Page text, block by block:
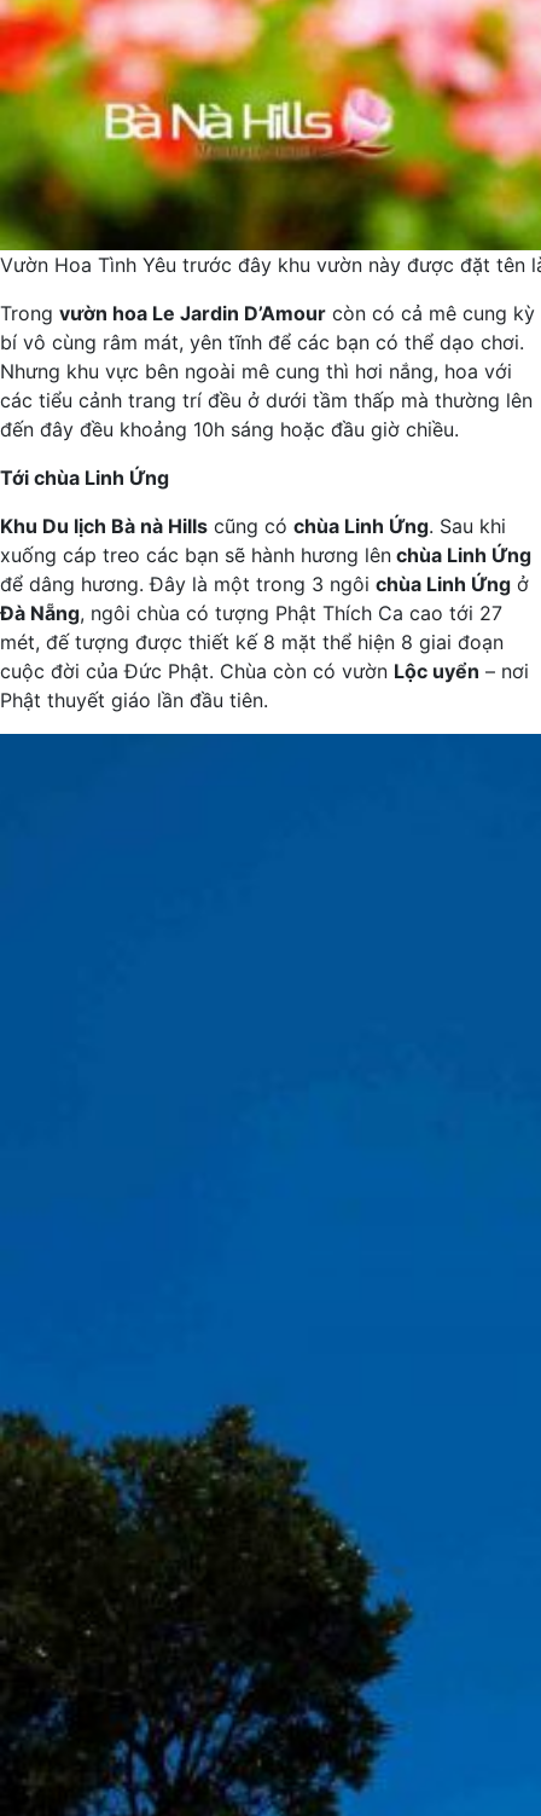
Vườn Hoa Tình Yêu trước đây khu vườn này được đặt tên
Trong vườn hoa Le Jardin D’Amour còn có cả mê cung kỳ
bí vô cùng râm mát, yên tĩnh để các bạn có thể dạo chơi.
Nhưng khu vực bên ngoài mê cung thì hơi nắng, hoa với
các tiểu cảnh trang trí đều ở dưới tầm thấp mà thường lên
đến đây đều khoảng 10h sáng hoặc đầu giờ chiều.
Tới chùa Linh Ứng
Khu Du lịch Bà nà Hills cũng có chùa Linh Ứng. Sau khi
xuống cáp treo các bạn sẽ hành hương lên chùa Linh Ứng
để dâng hương. Đây là một trong 3 ngôi chùa Linh Ứng ở
Đà Nẵng, ngôi chùa có tượng Phật Thích Ca cao tới 27
mét, đế tượng được thiết kế 8 mặt thể hiện 8 giai đoạn
cuộc đời của Đức Phật. Chùa còn có vườn Lộc uyển – nơi
Phật thuyết giáo lần đầu tiên.